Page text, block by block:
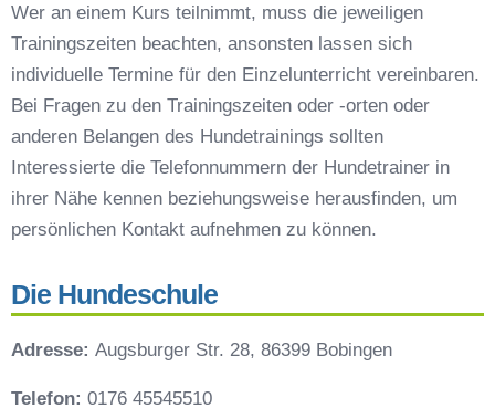
Hundeschule
Wer an einem Kurs teilnimmt, muss die jeweiligen
Trainingszeiten beachten, ansonsten lassen sich
individuelle Termine für den Einzelunterricht vereinbaren.
Bei Fragen zu den Trainingszeiten oder -orten oder
anderen Belangen des Hundetrainings sollten
Interessierte die Telefonnummern der Hundetrainer in
ihrer Nähe kennen beziehungsweise herausfinden, um
persönlichen Kontakt aufnehmen zu können.
Die Hundeschule
Adresse: Augsburger Str. 28, 86399 Bobingen
Telefon: 0176 45545510